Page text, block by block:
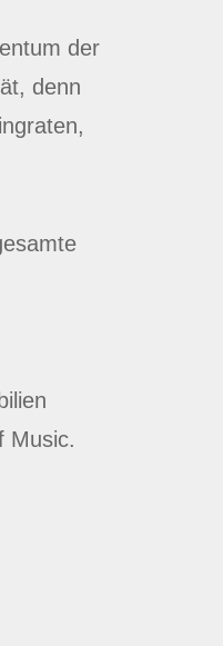
der
denn
Music.